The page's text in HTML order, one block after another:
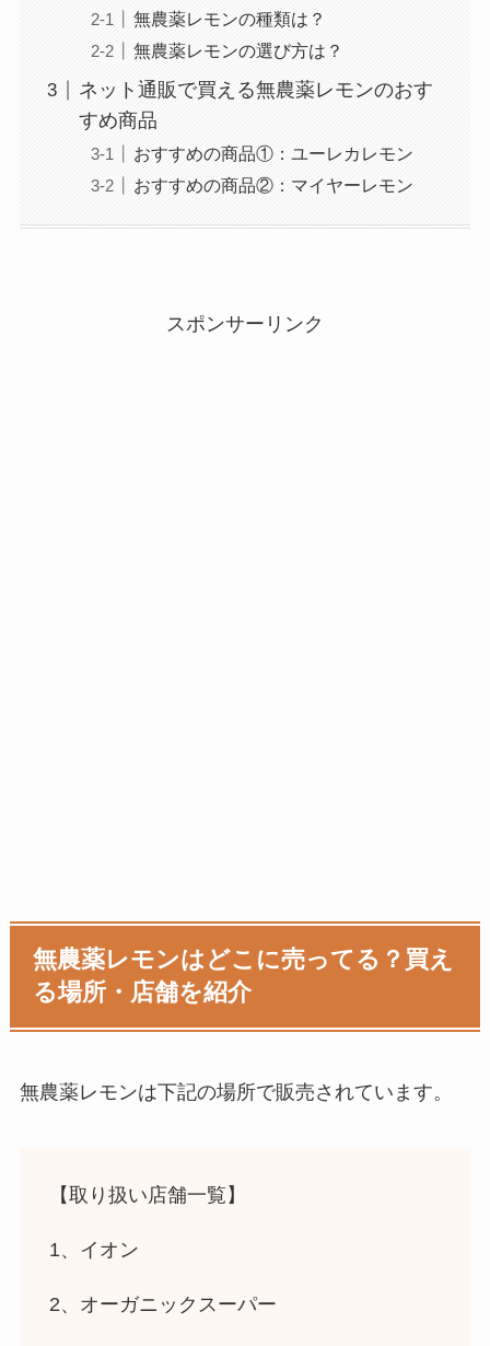
無農薬レモンの種類は？
無農薬レモンの選び方は？
ネット通販で買える無農薬レモンのおす
すめ商品
おすすめの商品①：ユーレカレモン
おすすめの商品②：マイヤーレモン
スポンサーリンク
無農薬レモンはどこに売ってる？買え
る場所・店舗を紹介
無農薬レモンは下記の場所で販売されています。
【取り扱い店舗一覧】
1、イオン
2、オーガニックスーパー